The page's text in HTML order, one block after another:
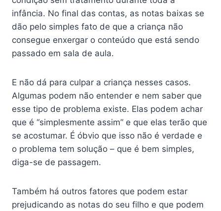
infância. No final das contas, as notas baixas se
dão pelo simples fato de que a criança não
consegue enxergar o conteúdo que está sendo
passado em sala de aula.
E não dá para culpar a criança nesses casos.
Algumas podem não entender e nem saber que
esse tipo de problema existe. Elas podem achar
que é “simplesmente assim” e que elas terão que
se acostumar. É óbvio que isso não é verdade e
o problema tem solução – que é bem simples,
diga-se de passagem.
Também há outros fatores que podem estar
prejudicando as notas do seu filho e que podem